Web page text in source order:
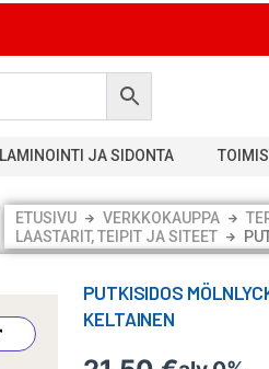
LAMINOINTI JA SIDONTA
ETUSIVU VERKKOKAUPPA
LAASTARIT, TEIPIT JA SITEET
PUTKISIDOS
KELTAINEN